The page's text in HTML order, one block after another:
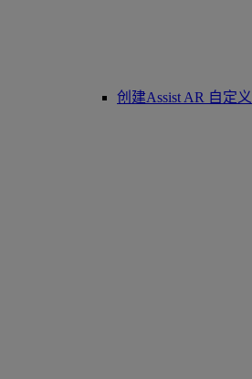
创建Assist AR 自定